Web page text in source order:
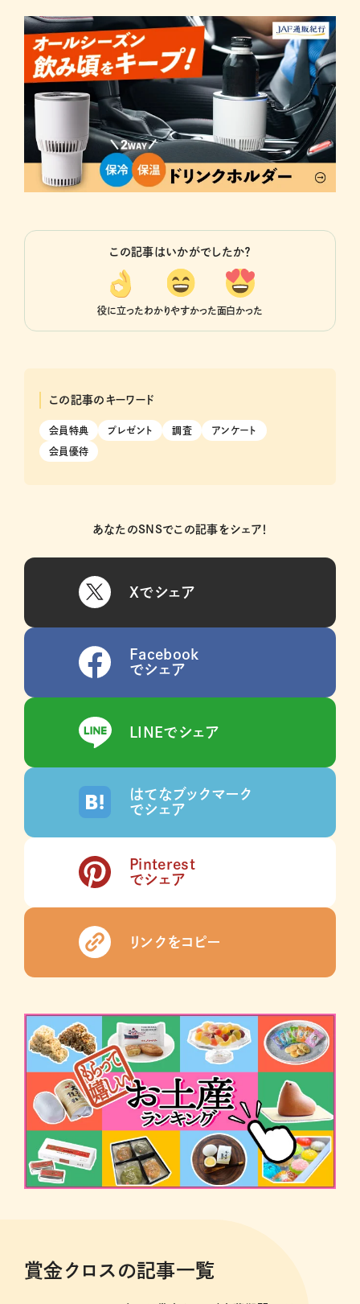
この記事はいかがでしたか？
役に立ったわかりやすかった面白かった
この記事のキーワード
会員特典 プレゼント 調査 アンケート
会員優待
あなたのSNSでこの記事をシェア！
Xでシェア
Facebook
でシェア
LINEでシェア
はてなブックマーク
でシェア
Pinterest
でシェア
リンクをコピー
賞金クロスの記事一覧